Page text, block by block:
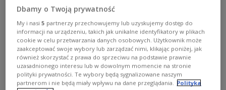
Dbamy o Twoją prywatność
My i nasi5 partnerzy przechowujemy lub uzyskujemy dostęp do
informacji na urządzeniu, takich jak unikalne identyfikatory w plikach
cookie w celu przetwarzania danych osobowych. Użytkownik może
zaakceptować swoje wybory lub zarządzać nimi, klikając poniżej, jak
również skorzystać z prawa do sprzeciwu na podstawie prawnie
uzasadnionego interesu lub w dowolnym momencie na stronie
polityki prywatności. Te wybory będą sygnalizowane naszym
partnerom i nie będą miały wpływu na dane przeglądania. Polityka